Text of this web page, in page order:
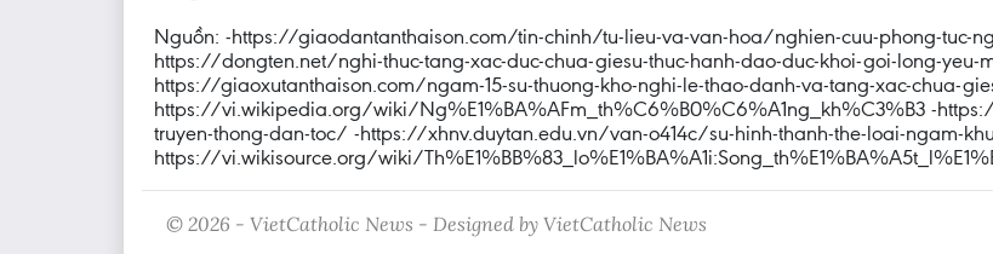
Nguồn: -https://giaodantanthaison.com/tin-chinh/tu-lieu-va-van-hoa/nghien-cuu-phong-tuc-
https://dongten.net/nghi-thuc-tang-xac-duc-chua-giesu-thuc-hanh-dao-duc-khoi-goi-long-yeu-
https://giaoxutanthaison.com/ngam-15-su-thuong-kho-nghi-le-thao-danh-va-tang-xac-chua-
https://vi.wikipedia.org/wiki/Ng%E1%BA%AFm_th%C6%B0%C6%A1ng_kh%C3%B3 -
truyen-thong-dan-toc/ -https://xhnv.duytan.edu.vn/van-o414c/su-hinh-thanh-the-loai-ngam-
https://vi.wikisource.org/wiki/
© 2026 - VietCatholic News - Designed by VietCatholic News